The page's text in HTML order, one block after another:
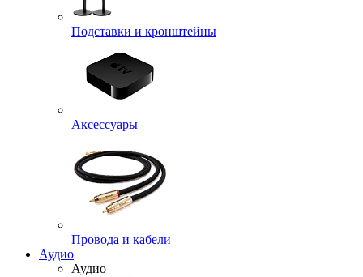
Подставки и кронштейны
Аксессуары
Провода и кабели
Аудио
Аудио